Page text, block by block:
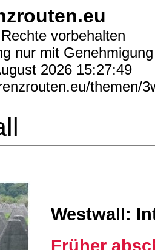
vorbehalten
nur mit Genehmigung
2026 15:27:49
themen/
Westwall:
Früher